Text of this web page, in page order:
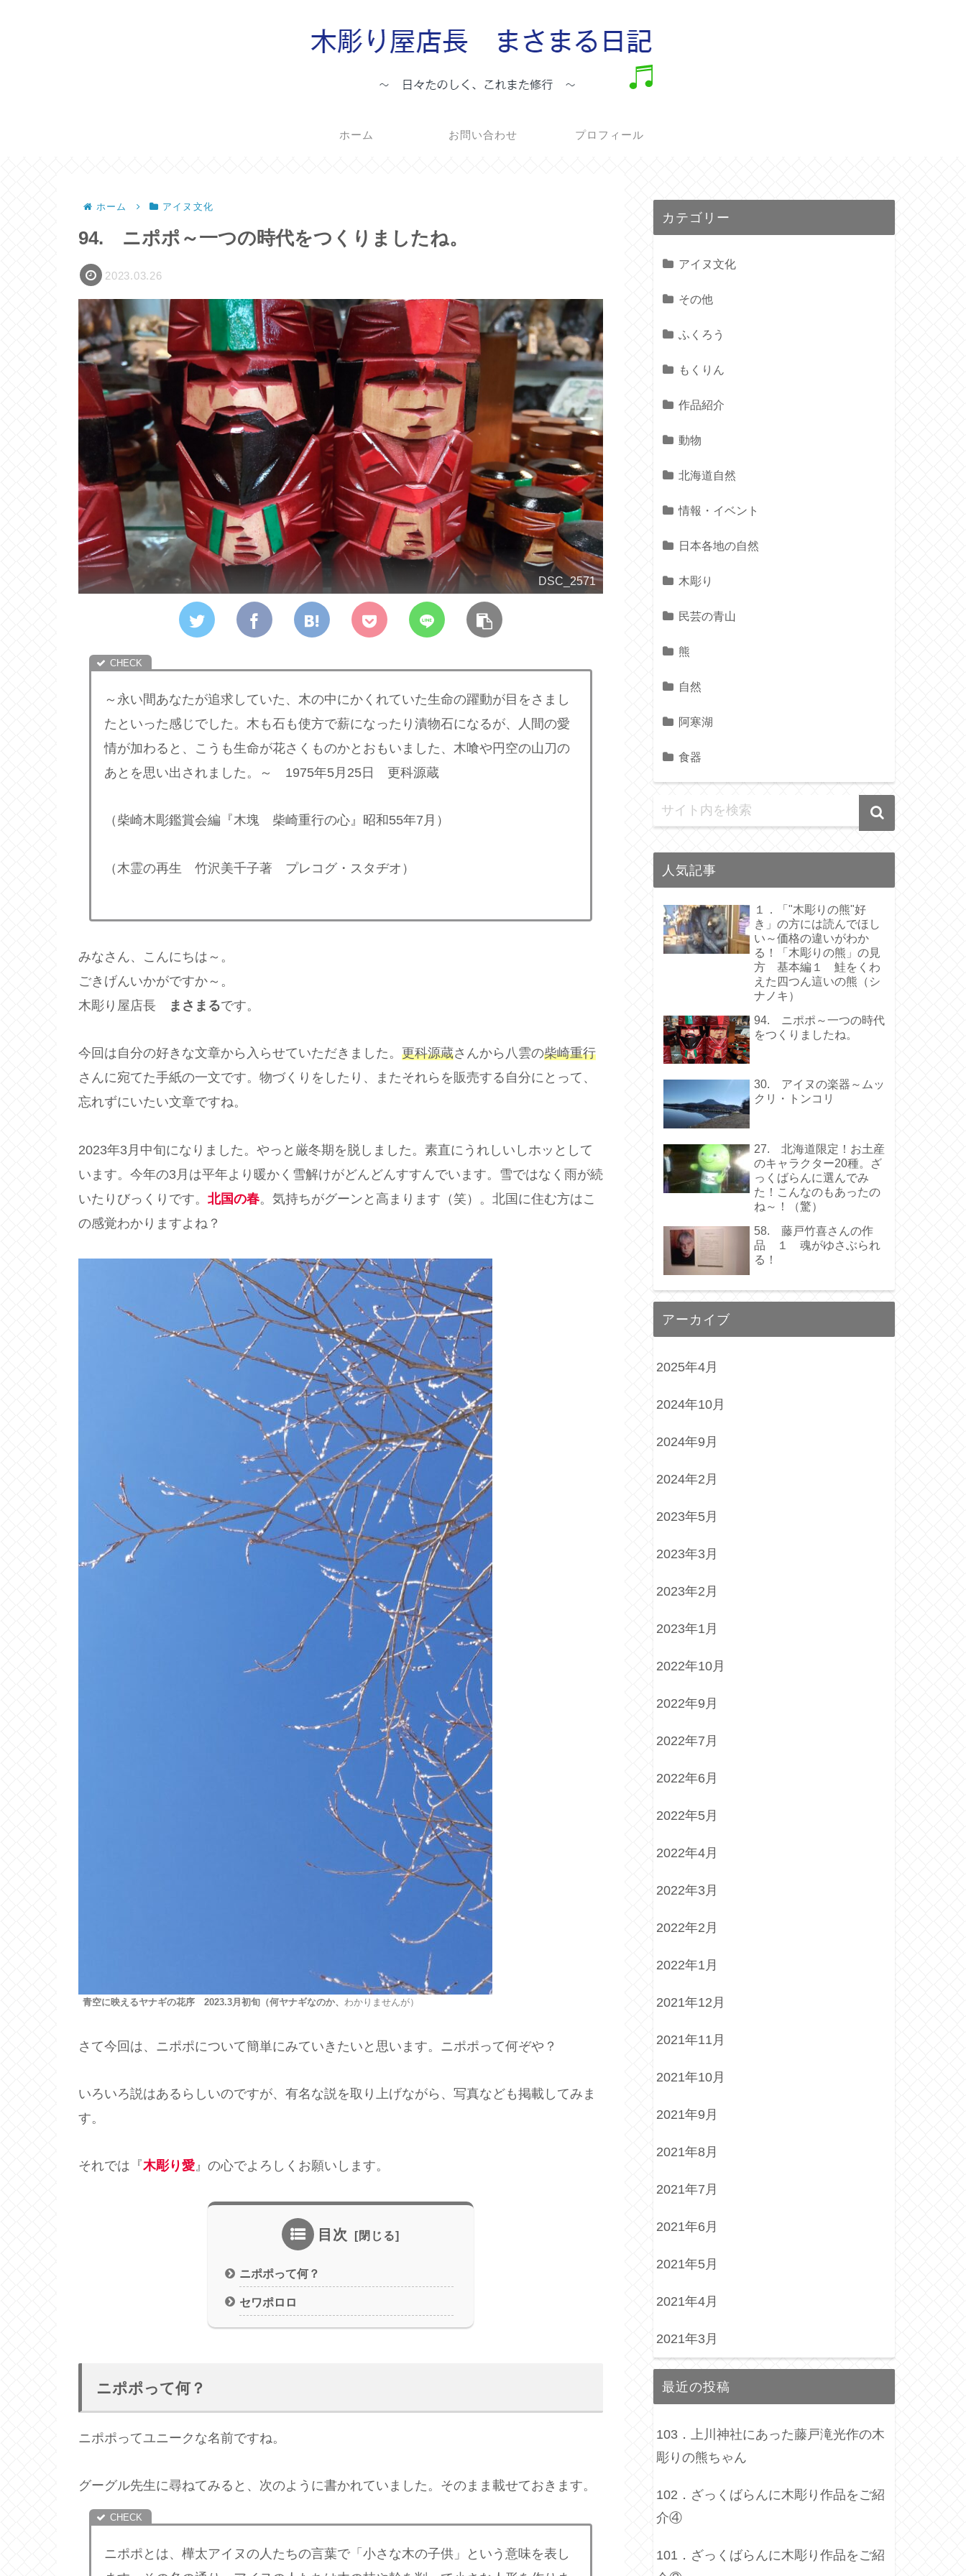
ホーム お問い合わせ プロフィール
ホーム アイヌ文化
94. ニポポ～一つの時代をつくりましたね。
2023.03.26
DSC_2571
～永い間あなたが追求していた、木の中にかくれていた生命の躍動が目をさまし
たといった感じでした。木も石も使方で薪になったり漬物石になるが、人間の愛
情が加わると、こうも生命が花さくものかとおもいました、木喰や円空の山刀の
あとを思い出されました。～ 1975年5月25日 更科源蔵
（柴崎木彫鑑賞会編『木塊 柴崎重行の心』昭和55年7月）
（木霊の再生 竹沢美千子著 プレコグ・スタヂオ）
みなさん、こんにちは～。
ごきげんいかがですか～。
木彫り屋店長
まさまるです。
今回は自分の好きな文章から入らせていただきました。 更科源蔵さんから八雲の柴崎重行
さんに宛てた手紙の一文です。物づくりをしたり、またそれらを販売する自分にとって、
忘れずにいたい文章ですね。
2023年3月中旬になりました。やっと厳冬期を脱しました。素直にうれしいしホッとして
います。今年の3月は平年より暖かく雪解けがどんどんすすんでいます。雪ではなく雨が続
いたりびっくりです。 北国の春。気持ちがグーンと高まります（笑）。北国に住む方はこ
の感覚わかりますよね？
青空に映えるヤナギの花序 2023.3月初旬（何ヤナギなのか、 わかりませんが）
さて今回は、ニポポについて簡単にみていきたいと思います。ニポポって何ぞや？
いろいろ説はあるらしいのですが、有名な説を取り上げながら、写真なども掲載してみま
す。
それでは『木彫り愛』の心でよろしくお願いします。
目次
ニポポって何？
セワポロロ
ニポポって何？
ニポポってユニークな名前ですね。
グーグル先生に尋ねてみると、次のように書かれていました。そのまま載せておきます。
ニポポとは、樺太アイヌの人たちの言葉で「小さな木の子供」という意味を表し
カテゴリー
アイヌ文化
その他
ふくろう
もくりん
作品紹介
動物
北海道自然
情報・イベント
日本各地の自然
木彫り
民芸の青山
熊
自然
阿寒湖
食器
人気記事
１．「"木彫りの熊"好
き」の方には読んでほし
い～価格の違いがわか
る！「木彫りの熊」の見
方 基本編１ 鮭をくわ
えた四つん這いの熊（シ
ナノキ）
94. ニポポ～一つの時代
をつくりましたね。
30. アイヌの楽器～ムッ
クリ・トンコリ
27. 北海道限定！お土産
のキャラクター20種。ざ
っくばらんに選んでみ
た！こんなのもあったの
ね～！（驚）
58. 藤戸竹喜さんの作
品 １ 魂がゆさぶられ
る！
アーカイブ
2025年4月
2024年10月
2024年9月
2024年2月
2023年5月
2023年3月
2023年2月
2023年1月
2022年10月
2022年9月
2022年7月
2022年6月
2022年5月
2022年4月
2022年3月
2022年2月
2022年1月
2021年12月
2021年11月
2021年10月
2021年9月
2021年8月
2021年7月
2021年6月
2021年5月
2021年4月
2021年3月
最近の投稿
103．上川神社にあった藤戸滝光作の木
彫りの熊ちゃん
102．ざっくばらんに木彫り作品をご紹
介④
101．ざっくばらんに木彫り作品をご紹